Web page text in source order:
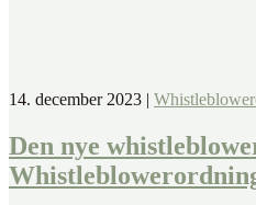
14. december 2023 |
Den nye